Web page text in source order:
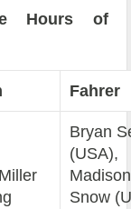
Hours of
Fahrer
Bryan
(USA),
Madison
Snow